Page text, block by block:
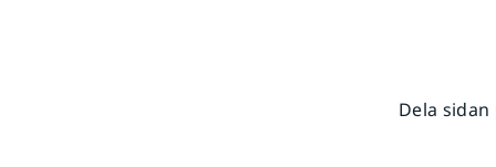
Dela sidan